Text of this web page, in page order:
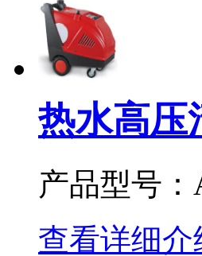
热水高压
产品型号：
查看详细介